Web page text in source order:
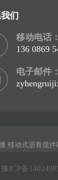
们
移动电话：
136 0869
电子邮件：
移动式沥青搅拌
豫ICP备